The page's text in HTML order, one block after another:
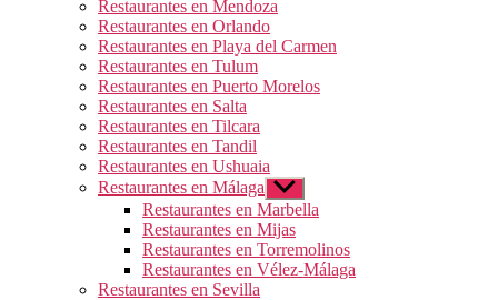
Restaurantes en Mendoza
Restaurantes en Orlando
Restaurantes en Playa del Carmen
Restaurantes en Tulum
Restaurantes en Puerto Morelos
Restaurantes en Salta
Restaurantes en Tilcara
Restaurantes en Tandil
Restaurantes en Ushuaia
Restaurantes en Málaga Mostrar
el
submenú
Restaurantes en Marbella
Restaurantes en Mijas
Restaurantes en Torremolinos
Restaurantes en Vélez-Málaga
Restaurantes en Sevilla